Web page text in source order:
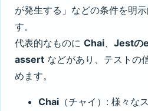
が発生する」などの条件を明
す。
代表的なものに Chai Jestの
assert などがあり、テストの
めます。
Chai （チャイ）: 様々な